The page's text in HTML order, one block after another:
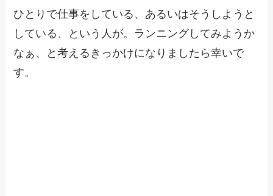
ひとりで仕事をしている、あるいはそうしようと
している、という人が。ランニングしてみようか
なぁ、と考えるきっかけになりましたら幸いで
す。